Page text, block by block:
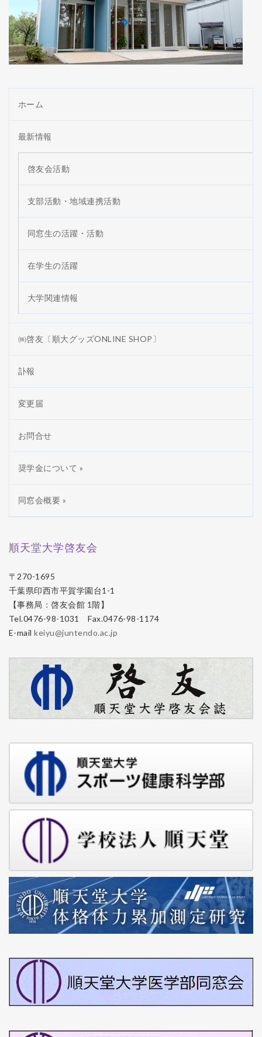
ホーム
最新情報
啓友会活動
支部活動・地域連携活動
同窓生の活躍・活動
在学生の活躍
大学関連情報
㈱啓友〔順大グッズONLINE SHOP〕
訃報
変更届
お問合せ
奨学金について »
同窓会概要 »
順天堂大学啓友会
〒270-1695
千葉県印西市平賀学園台1-1
【事務局：啓友会館 1階】
Tel.0476-98-1031 Fax.0476-98-1174
E-mailkeiyu@juntendo.ac.jp